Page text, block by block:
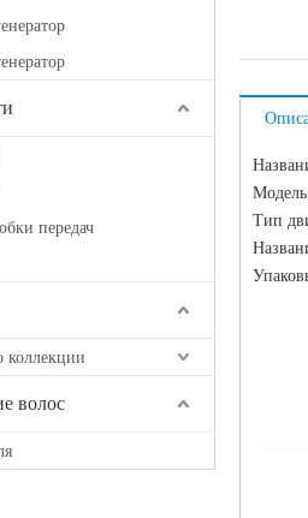
передач
волос
Модель
Тип